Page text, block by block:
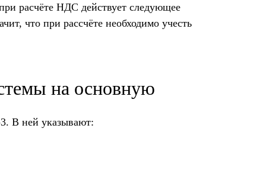
расчёте НДС действует следующее
что при рассчёте необходимо учесть
на основную
В ней указывают: